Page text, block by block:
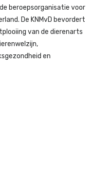
beroepsorganisatie voor
De KNMvD bevordert
van de dierenarts
en